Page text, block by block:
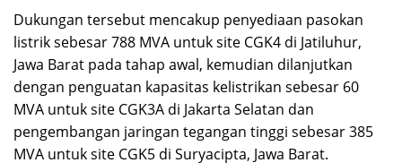
Dukungan tersebut mencakup penyediaan pasokan
listrik sebesar 788 MVA untuk site CGK4 di Jatiluhur,
Jawa Barat pada tahap awal, kemudian dilanjutkan
dengan penguatan kapasitas kelistrikan sebesar 60
MVA untuk site CGK3A di Jakarta Selatan dan
pengembangan jaringan tegangan tinggi sebesar 385
MVA untuk site CGK5 di Suryacipta, Jawa Barat.